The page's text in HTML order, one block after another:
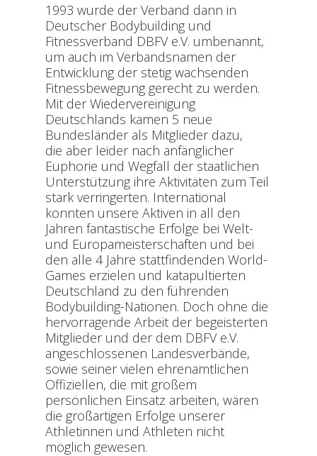
1993 wurde der Verband dann in
Deutscher Bodybuilding und
Fitnessverband DBFV e.V. umbenannt,
um auch im Verbandsnamen der
Entwicklung der stetig wachsenden
Fitnessbewegung gerecht zu werden.
Mit der Wiedervereinigung
Deutschlands kamen 5 neue
Bundesländer als Mitglieder dazu,
die aber leider nach anfänglicher
Euphorie und Wegfall der staatlichen
Unterstützung ihre Aktivitäten zum Teil
stark verringerten. International
konnten unsere Aktiven in all den
Jahren fantastische Erfolge bei Welt-
und Europameisterschaften und bei
den alle 4 Jahre stattfindenden World-
Games erzielen und katapultierten
Deutschland zu den führenden
Bodybuilding-Nationen. Doch ohne die
hervorragende Arbeit der begeisterten
Mitglieder und der dem DBFV e.V.
angeschlossenen Landesverbände,
sowie seiner vielen ehrenamtlichen
Offiziellen, die mit großem
persönlichen Einsatz arbeiten, wären
die großartigen Erfolge unserer
Athletinnen und Athleten nicht
möglich gewesen.